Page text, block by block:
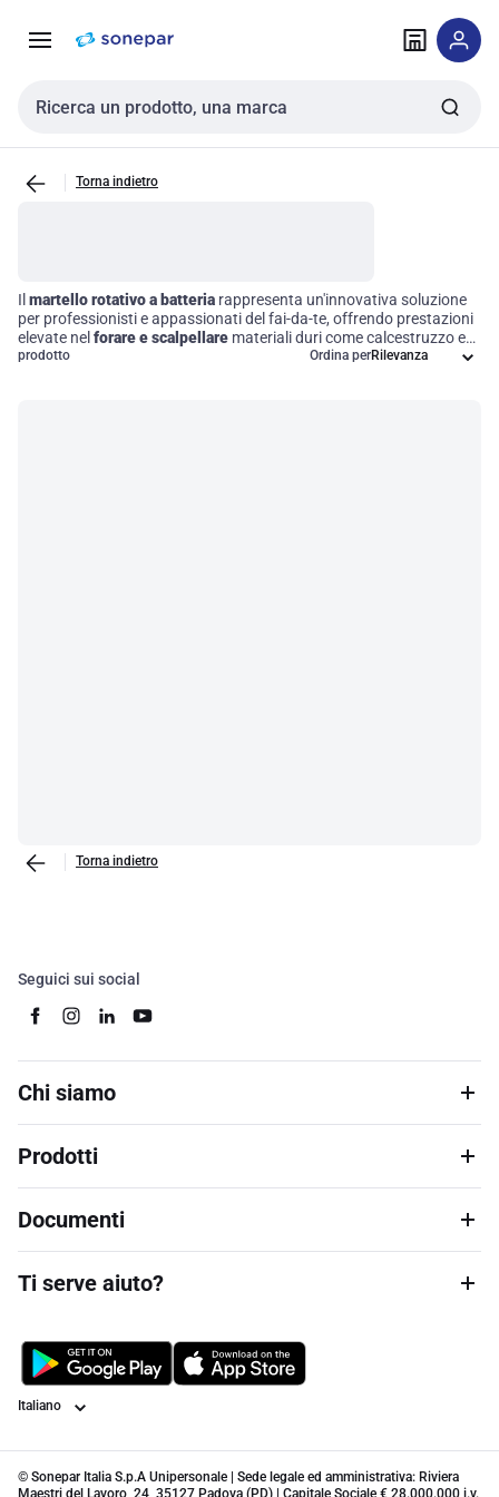
navigazione alla
Cerca input
Torna indietro
Il martello rotativo a batteria rappresenta un'innovativa soluzione
per professionisti e appassionati del fai-da-te, offrendo prestazioni
elevate nel forare e scalpellare materiali duri come calcestruzzo e
muratura. Grazie alla sua alimentazione a batteria, questo
prodotto Ordina per
Torna indietro
Seguici sui social
Chi siamo
Prodotti
Documenti
Ti serve aiuto?
Lingua
© Sonepar Italia S.p.A Unipersonale | Sede legale ed amministrativa: Riviera
Maestri del Lavoro, 24, 35127 Padova (PD) | Capitale Sociale € 28.000.000 i.v.